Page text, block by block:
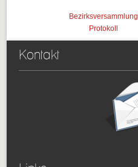
Bezirksversammlung
Protokoll
Kontakt